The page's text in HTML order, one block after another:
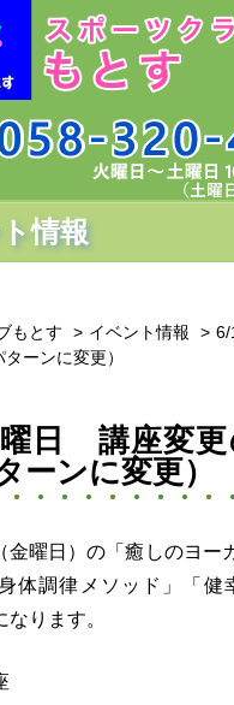
情報
もとす イベント情報
ーンに変更）
日 講座変更
ーンに変更）
金曜日）の「癒しのヨー
体調律メソッド」「健
なります。